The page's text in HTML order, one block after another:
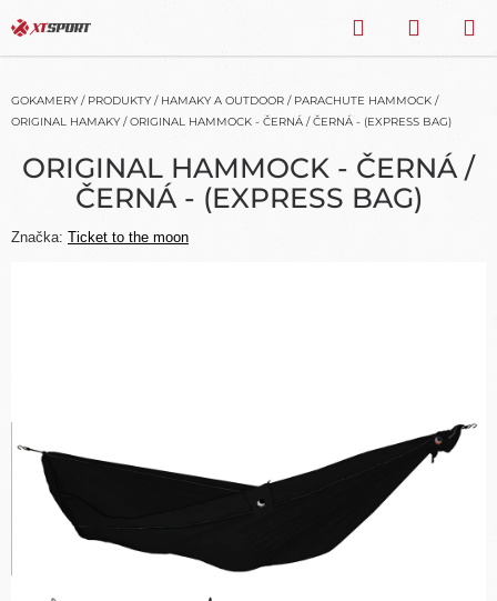
na
HLEDAT
KOŠÍK
GOKAMERY / PRODUKTY / HAMAKY A OUTDOOR / PARACHUTE HAMMOCK /
ORIGINAL HAMAKY / ORIGINAL HAMMOCK - ČERNÁ / ČERNÁ - (EXPRESS BAG)
ORIGINAL HAMMOCK - ČERNÁ /
ČERNÁ - (EXPRESS BAG)
Značka: Ticket to the moon